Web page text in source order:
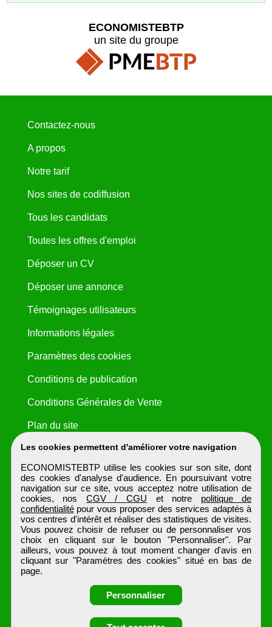
Les cookies permettent d'améliorer votre navigation
ECONOMISTEBTP utilise les cookies sur son site, dont
des cookies d'analyse d'audience. En poursuivant votre
navigation sur ce site, vous acceptez notre utilisation de
cookies, nos CGV / CGU et notre politique de
confidentialitépour vous proposer des services adaptés à
vos centres d'intérêt et réaliser des statistiques de visites.
Vous pouvez choisir de refuser ou de personnaliser vos
choix en cliquant sur le bouton "Personnaliser". Par
ailleurs, vous pouvez à tout moment changer d'avis en
cliquant sur "Paramètres des cookies" situé en bas de
page.
Personnaliser
ECONOMISTEBTP
un site du groupe
Contactez-nous
A propos
Notre tarif
Nos sites de codiffusion
Tous les candidats
Toutes les offres d'emploi
Déposer un CV
Déposer une annonce
Témoignages utilisateurs
Informations légales
Paramètres des cookies
Conditions de publication
Conditions Générales de Vente
Plan du site